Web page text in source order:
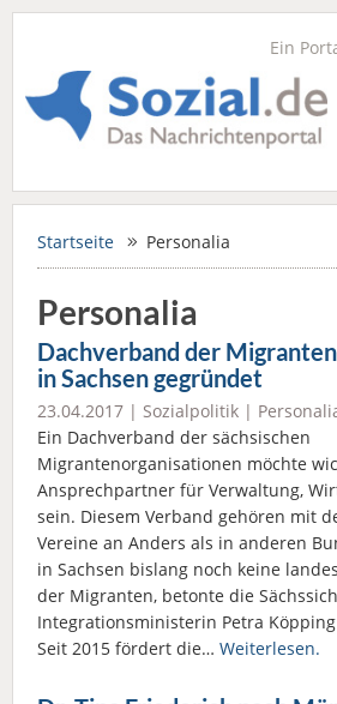
Ein
Startseite Personalia
Personalia
Dachverband der
in Sachsen gegründet
23.04.2017 | Sozialpolitik |
Ein Dachverband der sächsischen
Migrantenorganisationen möchte
Ansprechpartner für Verwaltung,
sein. Diesem Verband gehören mit
Vereine an Anders als in anderen
in Sachsen bislang noch keine
der Migranten, betonte die
Integrationsministerin Petra
Seit 2015 fördert die… Weiterlesen.